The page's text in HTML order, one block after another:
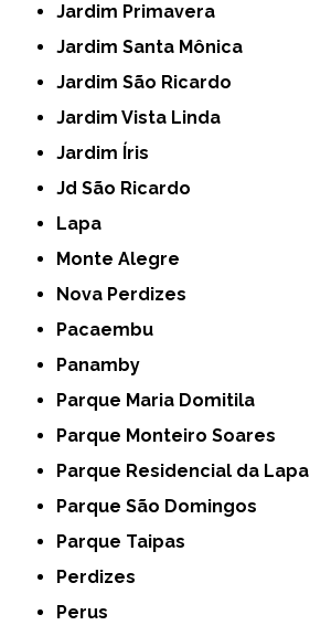
Jardim Primavera
Jardim Santa Mônica
Jardim São Ricardo
Jardim Vista Linda
Jardim Íris
Jd São Ricardo
Lapa
Monte Alegre
Nova Perdizes
Pacaembu
Panamby
Parque Maria Domitila
Parque Monteiro Soares
Parque Residencial da Lapa
Parque São Domingos
Parque Taipas
Perdizes
Perus